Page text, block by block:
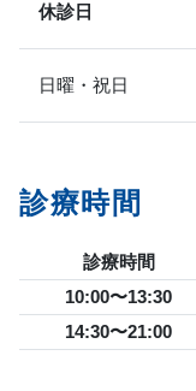
休診日
日曜・祝日
診療時間
診療時間
10:00〜13:30
14:30〜21:00